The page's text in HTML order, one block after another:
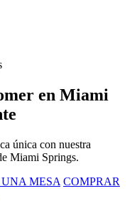
en Miami
única con nuestra
Miami Springs.
MESA COMPRAR